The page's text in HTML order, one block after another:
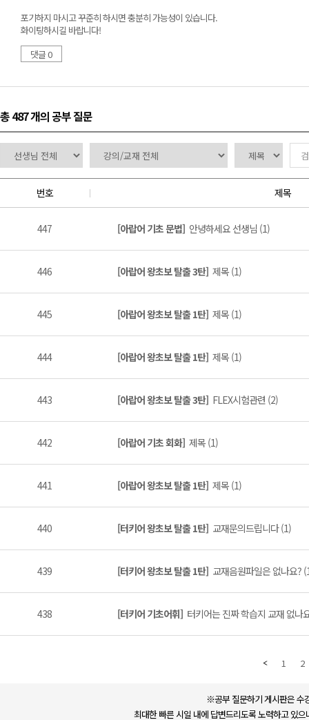
포기하지 마시고 꾸준히 하시면 충분히 가능성이 있습니다.
화이팅하시길 바랍니다!
댓글 0
총 487 개의 공부 질문
번호 제목
447 [아랍어 기초 문법] 안녕하세요 선생님 (1)
446 [아랍어 왕초보 탈출 3탄] 제목 (1)
445 [아랍어 왕초보 탈출 1탄] 제목 (1)
444 [아랍어 왕초보 탈출 1탄] 제목 (1)
443 [아랍어 왕초보 탈출 3탄] FLEX시험관련 (2)
442 [아랍어 기초 회화] 제목 (1)
441 [아랍어 왕초보 탈출 1탄] 제목 (1)
440 [터키어 왕초보 탈출 1탄] 교재문의드립니다 (1)
439 [터키어 왕초보 탈출 1탄] 교재음원파일은 없나요?
438 [터키어 기초어휘] 터키어는 진짜 학습지 교재 없나
1 2
※공부 질문하기 게시판은 수
최대한 빠른 시일 내에 답변드리도록 노력하고 있